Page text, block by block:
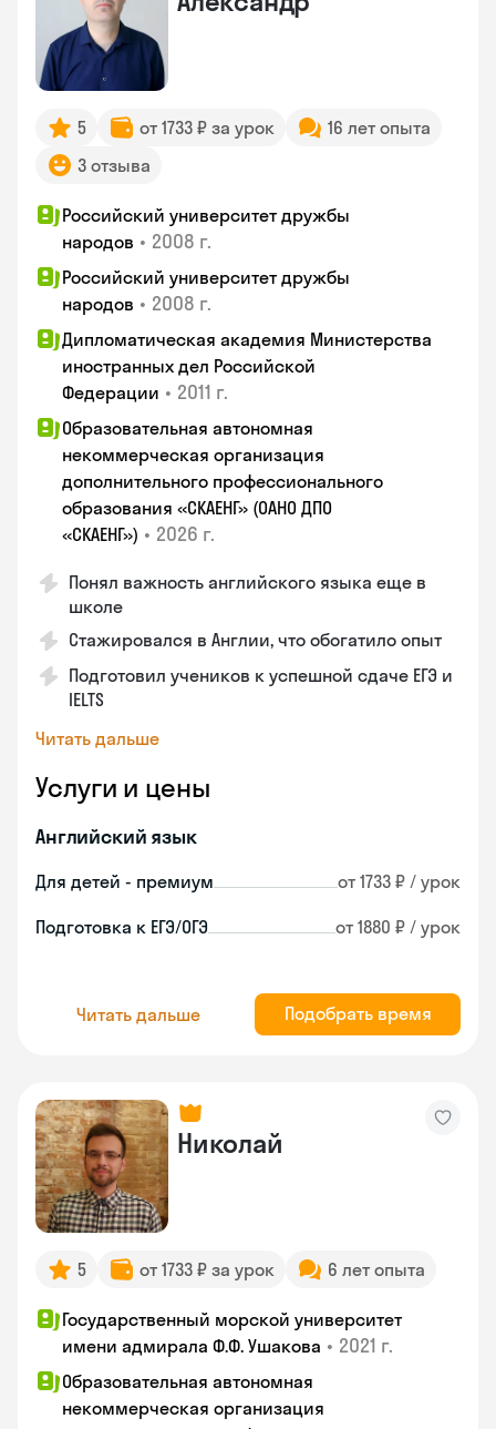
5 от 1733 ₽ за урок
16 лет опыта
3 отзыва
Российский университет дружбы
народов • 2008 г.
Российский университет дружбы
народов • 2008 г.
Дипломатическая академия Министерства
иностранных дел Российской
Федерации • 2011 г.
Образовательная автономная
некоммерческая организация
дополнительного профессионального
образования «СКАЕНГ» (ОАНО ДПО
«СКАЕНГ») • 2026 г.
Понял важность английского языка еще в
школе
Стажировался в Англии, что обогатило опыт
Подготовил учеников к успешной сдаче ЕГЭ и
IELTS
Читать дальше
Услуги и цены
Английский язык
Для детей - премиум от 1733 ₽ / урок
Подготовка к ЕГЭ/ОГЭ от 1880 ₽ / урок
Читать дальше Подобрать время
Николай
5 от 1733 ₽ за урок 6 лет опыта
Государственный морской университет
имени адмирала Ф.Ф. Ушакова • 2021 г.
Образовательная автономная
некоммерческая организация